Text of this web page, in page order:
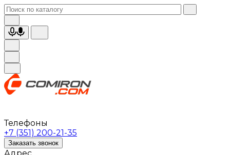
Телефоны
+7 (351) 200-21-35
Заказать звонок